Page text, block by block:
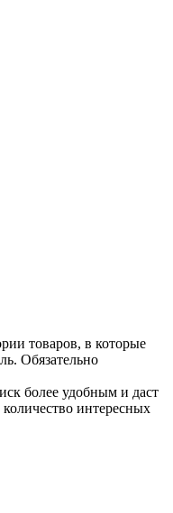
товаров, в которые
Обязательно
более удобным и даст
количество интересных